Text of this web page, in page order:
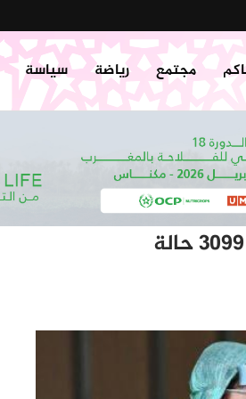
مجتمع رياضة سياسة